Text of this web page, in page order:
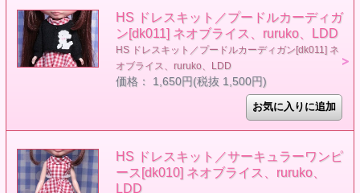
HS ドレスキット／プードルカーディガ
ン[dk011] ネオブライス、ruruko、LDD
HS ドレスキット／プードルカーディガン[dk011] ネ
オブライス、ruruko、LDD
価格： 1,650円(税抜 1,500円)
HS ドレスキット／サーキュラーワンピ
ース[dk010] ネオブライス、ruruko、
LDD